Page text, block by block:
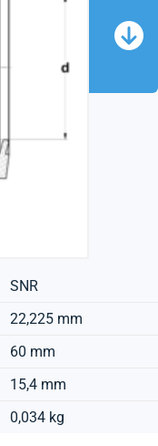
SNR
22,225 mm
60 mm
15,4 mm
0,034 kg